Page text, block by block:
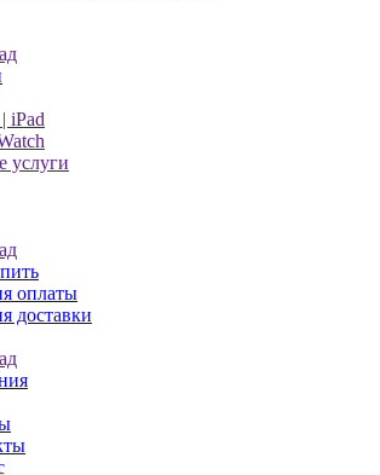
iPad
услуги
оплаты
доставки